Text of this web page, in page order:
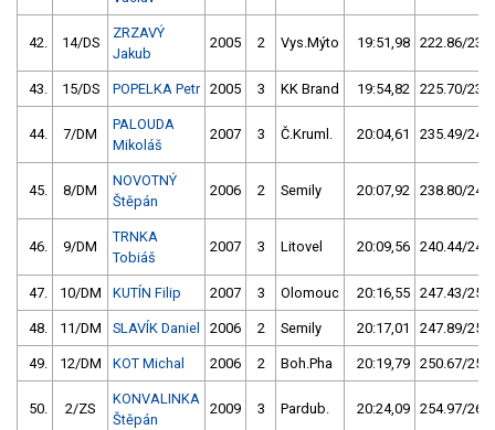
42. 14/DS
ZRZAVÝ
Jakub
2005 2 Vys.Mýto 19:51,98 222.86/23,0
43. 15/DS POPELKA Petr 2005 3 KK Brand 19:54,82 225.70/23,3
44. 7/DM
PALOUDA
Mikoláš
2007 3 Č.Kruml. 20:04,61 235.49/24,3
45. 8/DM
NOVOTNÝ
Štěpán
2006 2 Semily 20:07,92 238.80/24,6
46. 9/DM
TRNKA
Tobiáš
2007 3 Litovel 20:09,56 240.44/24,8
47. 10/DM KUTÍN Filip 2007 3 Olomouc 20:16,55 247.43/25,5
48. 11/DM SLAVÍK Daniel 2006 2 Semily 20:17,01 247.89/25,6
49. 12/DM KOT Michal 2006 2 Boh.Pha 20:19,79 250.67/25,9
50. 2/ZS
KONVALINKA
Štěpán
2009 3 Pardub. 20:24,09 254.97/26,3